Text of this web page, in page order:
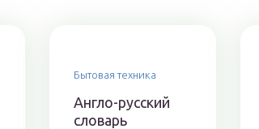
Бытовая техника
Англо-русский
словарь